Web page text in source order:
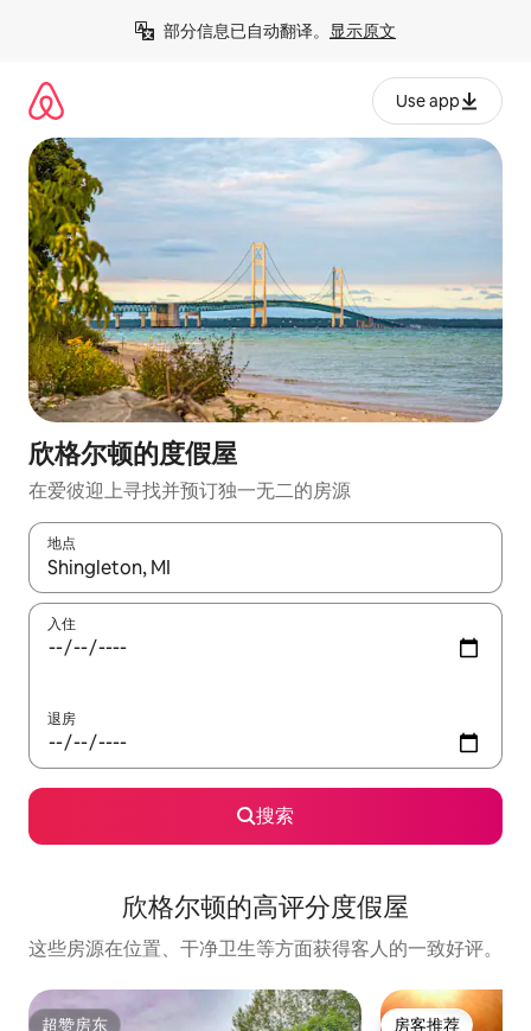
部分信息已自动翻译。 显示原文
Use app
欣格尔顿的度假屋
在爱彼迎上寻找并预订独一无二的房源
地点
如有搜索结果，请使用上下方向键查看，或通过点击或滑动手势
入住
退房
搜索
欣格尔顿的高评分度假屋
这些房源在位置、干净卫生等方面获得客人的一致好评。
超赞房东 房客推荐